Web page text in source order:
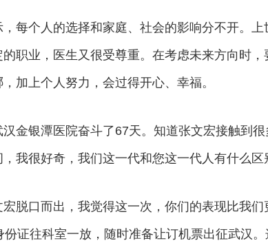
每个人的选择和家庭、社会的影响分不开。
职业，医生又很受尊重。在考虑未来方向时
加上个人努力，会过得开心、幸福。
金银潭医院奋斗了67天。知道张文宏接触到
我很好奇，我们这一代和您这一代人有什么区
宏脱口而出，我觉得这一次，你们的表现比我
份证往科室一放，随时准备让订机票出征武汉